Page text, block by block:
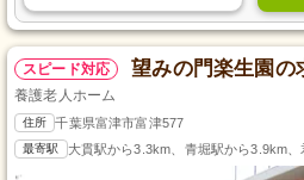
スピード対応 望みの門楽生園の
養護老人ホーム
住所 千葉県富津市富津577
最寄駅 大貫駅から3.3km、青堀駅から3.9km